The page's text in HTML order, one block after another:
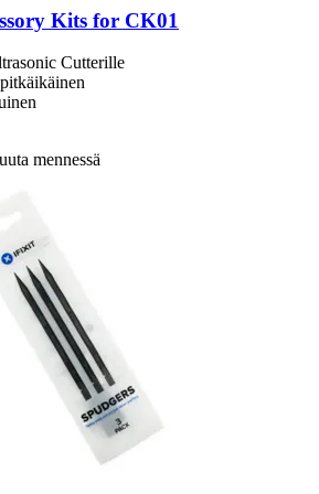
Kits for CK01
Cutterille
mennessä